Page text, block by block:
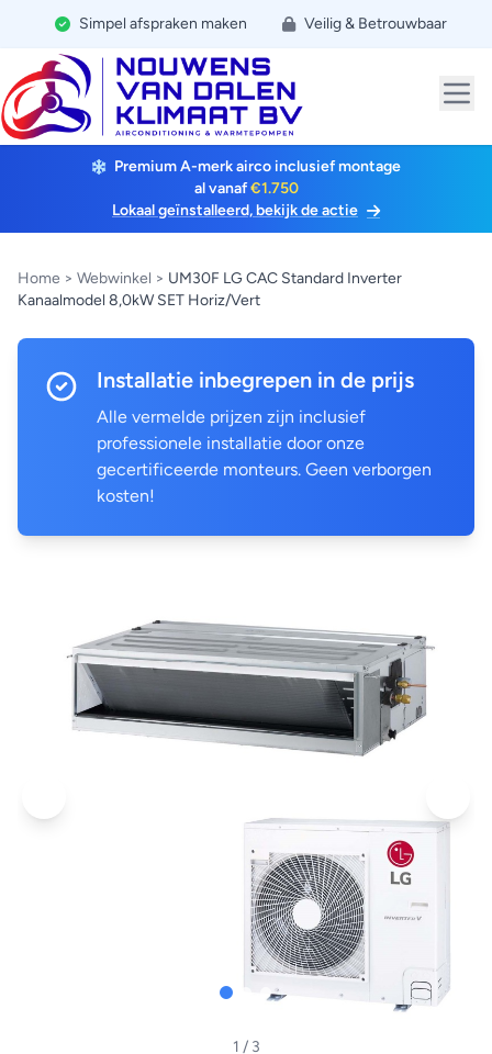
Simpel afspraken maken Veilig & Betrouwbaar
Premium A-merk airco inclusief montage
al vanaf€1.750
Lokaal geïnstalleerd, bekijk de actie
Home > Webwinkel > UM30F LG CAC Standard Inverter
Kanaalmodel 8,0kW SET Horiz/Vert
Installatie inbegrepen in de prijs
Alle vermelde prijzen zijn inclusief
professionele installatie door onze
gecertificeerde monteurs. Geen verborgen
kosten!
1 / 3